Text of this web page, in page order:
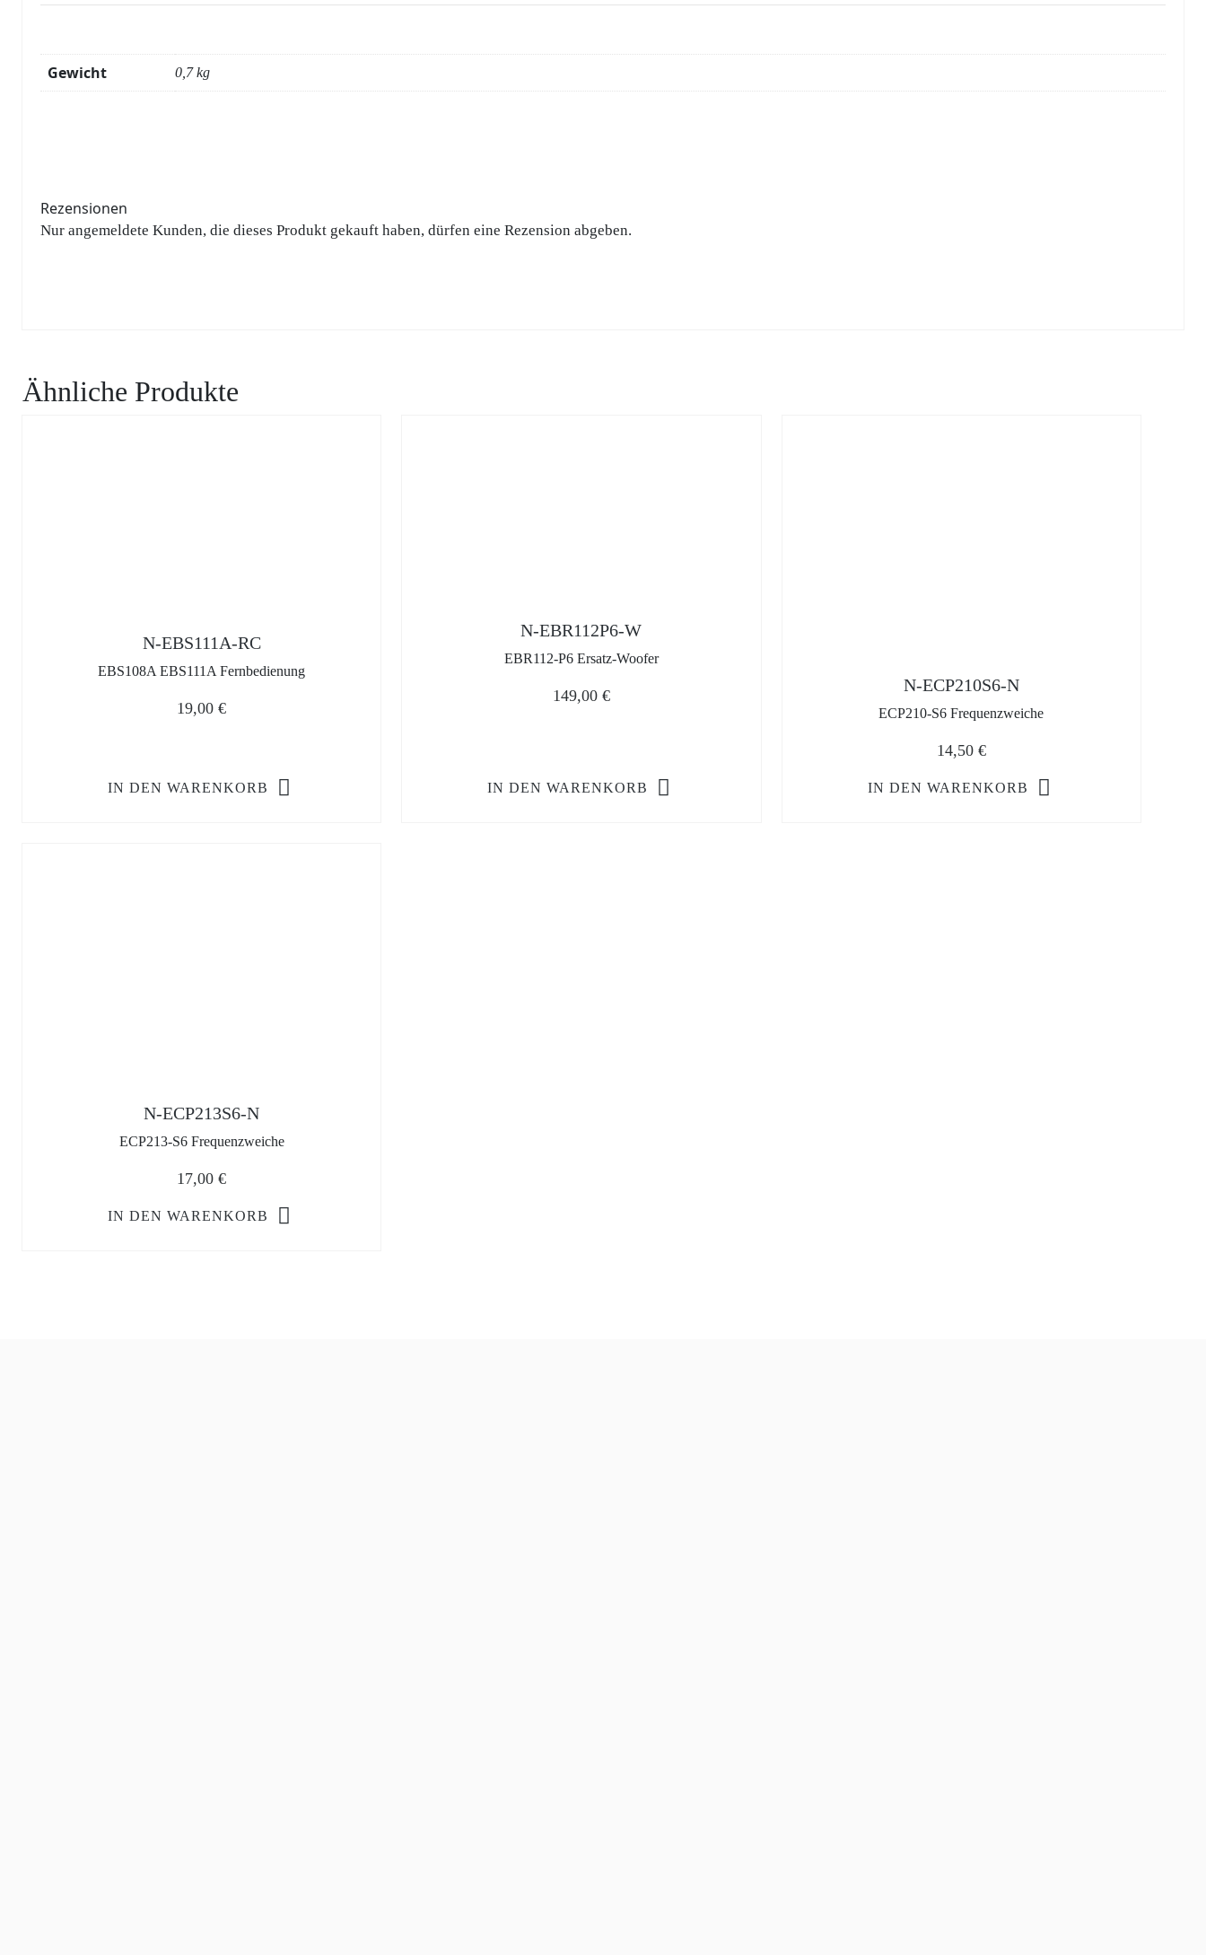
Gewicht 0,7 kg
Rezensionen
Nur angemeldete Kunden, die dieses Produkt gekauft haben, dürfen eine Rezension abgeben.
Ähnliche Produkte
N-EBS111A-RC
EBS108A EBS111A Fernbedienung
19,00€
IN DEN WARENKORB
N-EBR112P6-W
EBR112-P6 Ersatz-Woofer
149,00 €
IN DEN WARENKORB
N-ECP210S6-N
ECP210-S6 Frequenzweiche
14,50 €
IN DEN WARENKORB
N-ECP213S6-N
ECP213-S6 Frequenzweiche
17,00€
IN DEN WARENKORB